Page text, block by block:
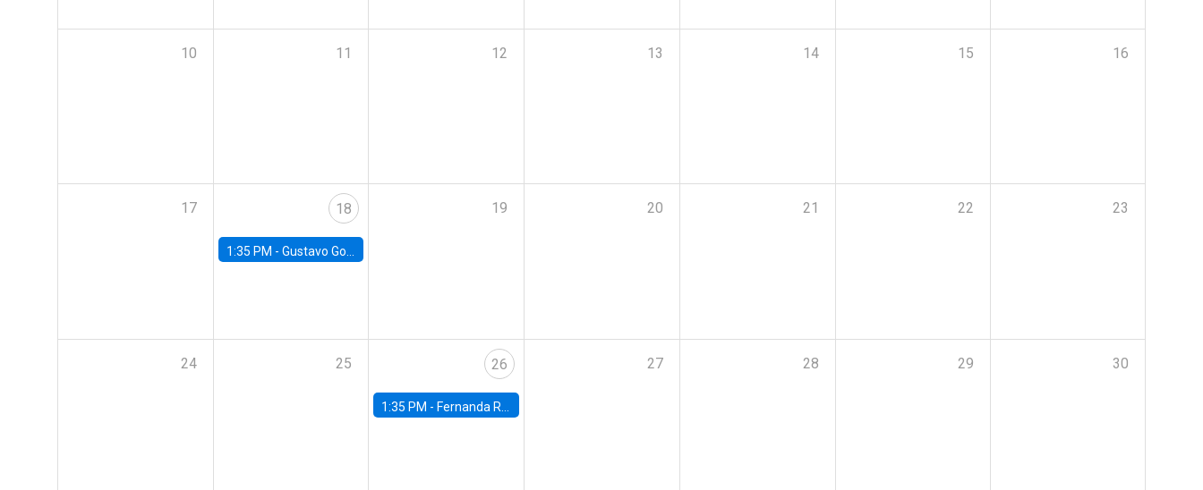
10 11 12 13 14 15 16
17 18
1:35 PM - Gustavo González, Banco Central de Chile
19 20 21 22 23
24 25 26
1:35 PM - Fernanda Rojas Ampuero, University of Wisconsin-Madison
27 28 29 30